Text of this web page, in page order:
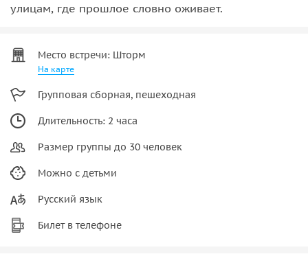
улицам, где прошлое словно оживает.
Место встречи: Шторм
На карте
Групповая сборная, пешеходная
Длительность: 2 часа
Размер группы до 30 человек
Можно с детьми
Русский язык
Билет в телефоне